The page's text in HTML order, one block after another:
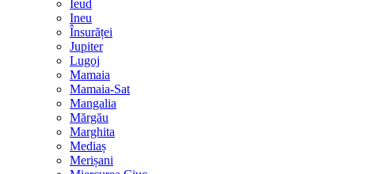
Ieud
Ineu
Însurăței
Jupiter
Lugoj
Mamaia
Mamaia-Sat
Mangalia
Mărgău
Marghita
Mediaș
Merișani